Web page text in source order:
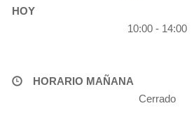
HOY
10:00 - 14:00
HORARIO MAÑANA
Cerrado